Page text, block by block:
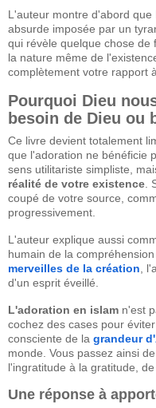
L'auteur montre d'abord que
absurde imposée par un
qui révèle quelque chose de
la nature même de
complètement votre rapport
Pourquoi Dieu
besoin de Dieu ou
Ce livre devient totalement
que l'adoration ne bénéficie
sens utilitariste simpliste,
réalité de votre existence
coupé de votre source,
progressivement.
L'auteur explique aussi
humain de la
merveilles de la création ,
d'un esprit éveillé.
L'adoration en islam n'est
cochez des cases pour
consciente de la grandeur
monde. Vous passez ainsi
l'ingratitude à la gratitude,
Une réponse à